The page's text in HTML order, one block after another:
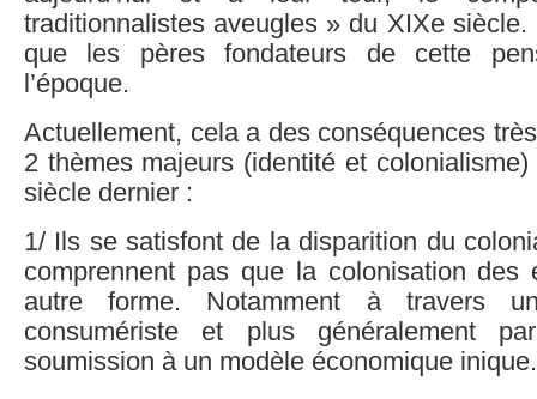
traditionnalistes aveugles » du XIXe siècle.
que les pères fondateurs de cette
l’époque.
Actuellement, cela a des conséquences
2 thèmes majeurs (identité et
siècle dernier :
1/ Ils se satisfont de la disparition du
comprennent pas que la colonisation des
autre forme. Notamment à travers
consumériste et plus généralement
soumission à un modèle économique inique.